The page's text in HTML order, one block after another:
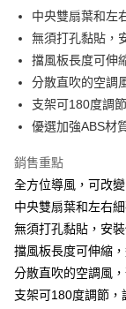
上海商業儲蓄銀行
國泰世華商業銀行
臺灣中小企業銀行
匯豐（台灣）商業
聯邦商業銀行
元大商業銀行
玉山商業銀行
台灣樂天信用卡公司
Apple Pay
街口支付
悠遊付
運送方式
宅配
每筆NT$70，滿
中央雙扇葉和左
無須打孔黏貼，
擋風板長度可伸
分散直吹的空調
支架可180度調
優選加強ABS材
銷售重點
全方位導風，可改
中央雙扇葉和左右
無須打孔黏貼，安
擋風板長度可伸縮
分散直吹的空調風
支架可180度調節